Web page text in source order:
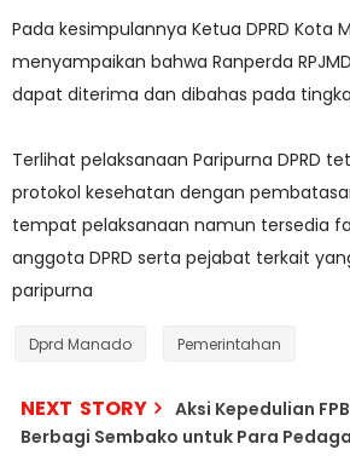
Pada kesimpulannya Ketua DPRD Kota
menyampaikan bahwa Ranperda
dapat diterima dan dibahas pada
Terlihat pelaksanaan Paripurna DPRD
protokol kesehatan dengan
tempat pelaksanaan namun tersedia
anggota DPRD serta pejabat terkait
paripurna
Dprd Manado Pemerintahan
NEXT STORY
Aksi Kepedulian
Berbagi Sembako untuk Para